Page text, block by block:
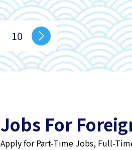
10
Jobs For
Apply for Part-Time Jobs, Full-